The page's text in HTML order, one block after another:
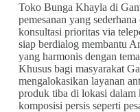
Toko Bunga Khayla di
pemesanan yang
konsultasi prioritas via
siap berdialog membantu
yang harmonis dengan
Khusus bagi masyarakat
mengalokasikan layanan
produk tiba di lokasi dalam
komposisi persis seperti